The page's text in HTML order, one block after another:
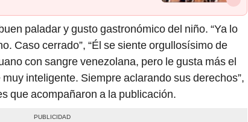
paladar y gusto gastronómico del niño. “Ya lo
Caso cerrado”, “Él se siente orgullosísimo de
con sangre venezolana, pero le gusta más el
muy inteligente. Siempre aclarando sus derechos”,
que acompañaron a la publicación.